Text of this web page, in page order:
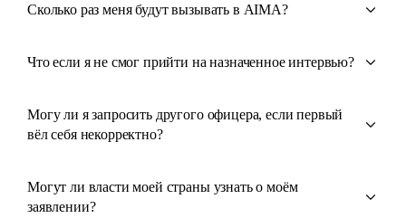
Сколько раз меня будут вызывать в AIMA?
Что если я не смог прийти на назначенное интервью?
Могу ли я запросить другого офицера, если первый
вёл себя некорректно?
Могут ли власти моей страны узнать о моём
заявлении?